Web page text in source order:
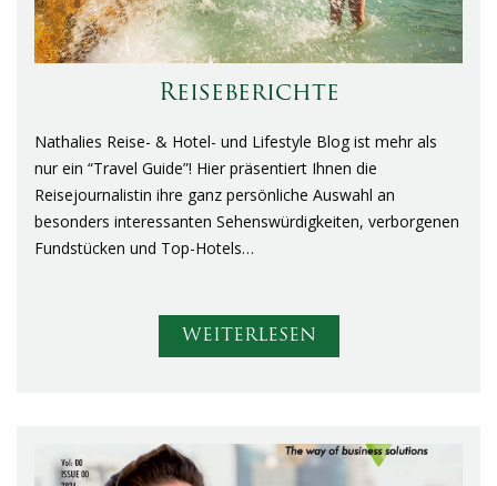
Reiseberichte
Nathalies Reise- & Hotel- und Lifestyle Blog ist mehr als
nur ein “Travel Guide”! Hier präsentiert Ihnen die
Reisejournalistin ihre ganz persönliche Auswahl an
besonders interessanten Sehenswürdigkeiten, verborgenen
Fundstücken und Top-Hotels…
WEITERLESEN